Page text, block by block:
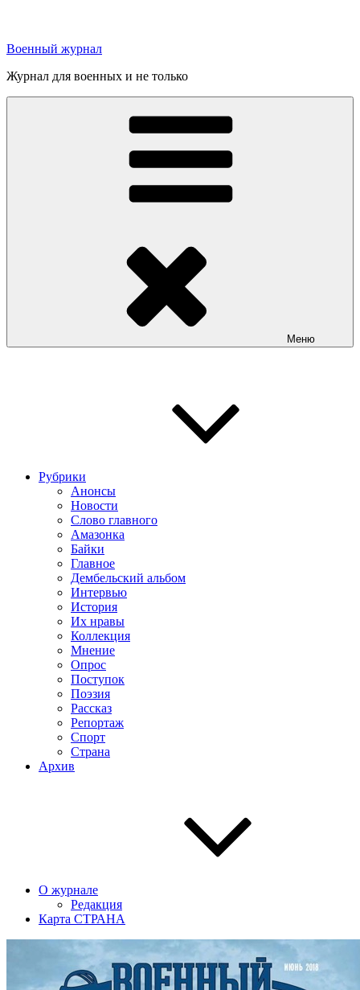
Военный журнал
Журнал для военных и не только
Меню
Рубрики
Анонсы
Новости
Слово главного
Амазонка
Байки
Главное
Дембельский альбом
Интервью
История
Их нравы
Коллекция
Мнение
Опрос
Поступок
Поэзия
Рассказ
Репортаж
Спорт
Страна
Архив
О журнале
Редакция
Карта СТРАНА